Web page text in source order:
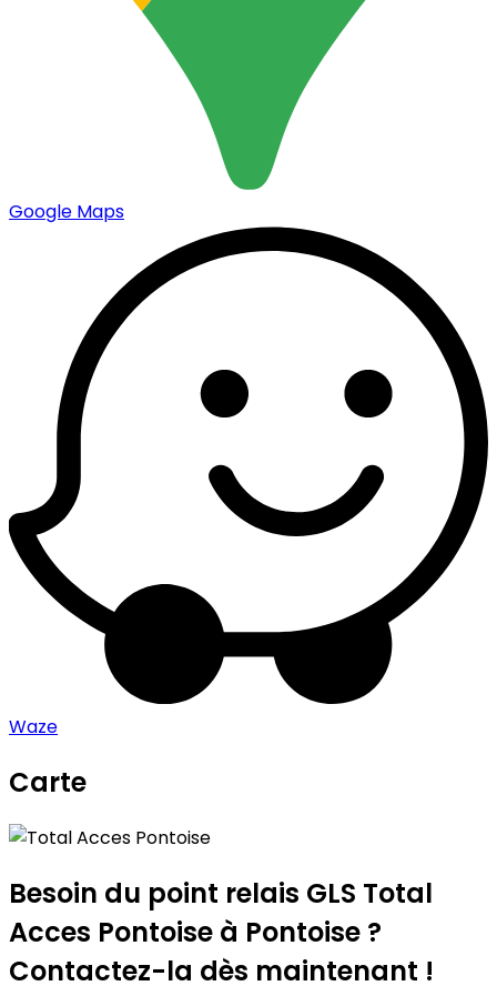
Google Maps
Waze
Carte
Total Acces Pontoise
+
−
Besoin du point relais GLS Total
Acces Pontoise à Pontoise ?
Contactez-la dès maintenant !